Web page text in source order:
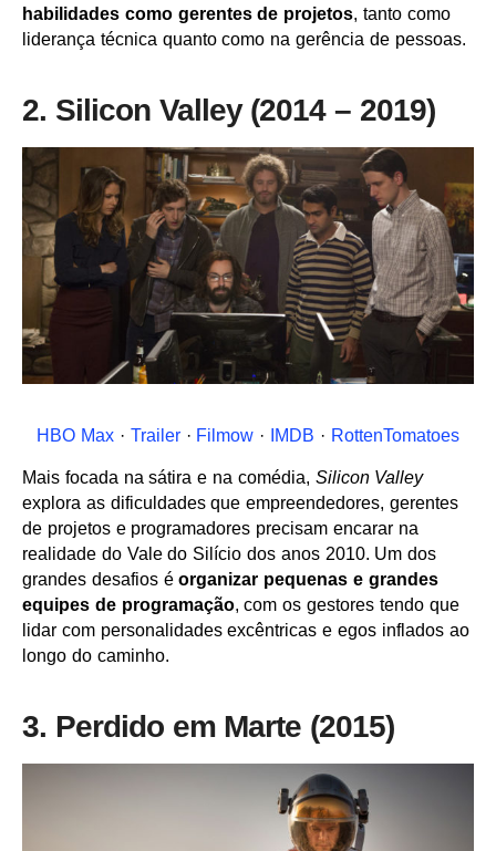
habilidades como gerentes de projetos, tanto como
liderança técnica quanto como na gerência de pessoas.
2. Silicon Valley (2014 – 2019)
HBO Max · Trailer· Filmow · IMDB · RottenTomatoes
Mais focada na sátira e na comédia, Silicon Valley
explora as dificuldades que empreendedores, gerentes
de projetos e programadores precisam encarar na
realidade do Vale do Silício dos anos 2010. Um dos
grandes desafios éorganizar pequenas e grandes
equipes de programação, com os gestores tendo que
lidar com personalidades excêntricas e egos inflados ao
longo do caminho.
3. Perdido em Marte (2015)